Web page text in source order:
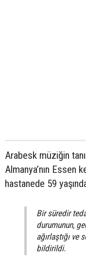
Arabesk müziğin
Almanya’nın Essen
hastanede 59
Bir süredir
durumunun,
ağırlaştığı
bildirildi.